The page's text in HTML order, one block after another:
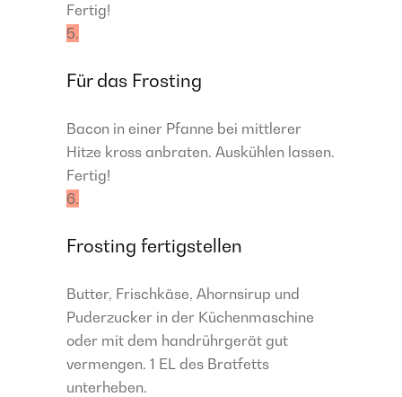
Fertig!
5.
Für das Frosting
Bacon in einer Pfanne bei mittlerer
Hitze kross anbraten. Auskühlen lassen.
Fertig!
6.
Frosting fertigstellen
Butter, Frischkäse, Ahornsirup und
Puderzucker in der Küchenmaschine
oder mit dem handrührgerät gut
vermengen. 1 EL des Bratfetts
unterheben.